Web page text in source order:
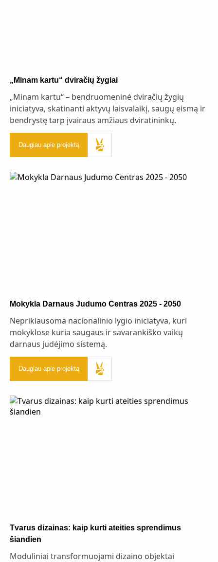
„Minam kartu“ dviračių žygiai
„Minam kartu“ – bendruomeninė dviračių žygių
iniciatyva, skatinanti aktyvų laisvalaikį, saugų eismą ir
bendrystę tarp įvairaus amžiaus dviratininkų.
Daugiau apie projektą
Mokykla Darnaus Judumo Centras 2025 - 2050
Nepriklausoma nacionalinio lygio iniciatyva, kuri
mokyklose kuria saugaus ir savarankiško vaikų
darnaus judėjimo sistemą.
Daugiau apie projektą
Tvarus dizainas: kaip kurti ateities sprendimus
šiandien
Moduliniai transformuojami dizaino objektai